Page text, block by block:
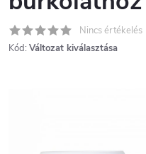
Nincs értékelés
Kód: Változat kiválasztása